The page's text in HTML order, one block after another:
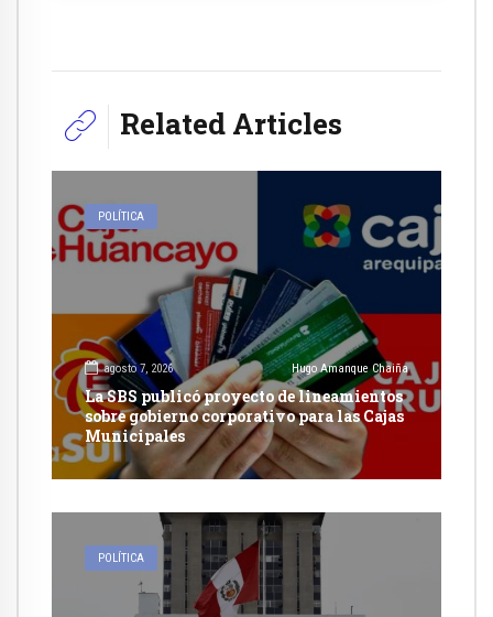
Related Articles
POLÍTICA
agosto 7, 2026 Hugo Amanque Chaiña
La SBS publicó proyecto de lineamientos
sobre gobierno corporativo para las Cajas
Municipales
POLÍTICA